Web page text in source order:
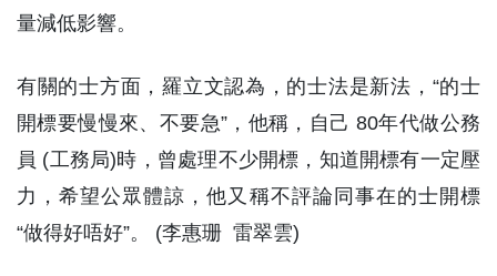
量減低影響。
有關的士方面，羅立文認為，的士法是新法，“的士
開標要慢慢來、不要急”，他稱，自己 80年代做公務
員 (工務局)時，曾處理不少開標，知道開標有一定壓
力，希望公眾體諒，他又稱不評論同事在的士開標
“做得好唔好”。 (李惠珊 雷翠雲)